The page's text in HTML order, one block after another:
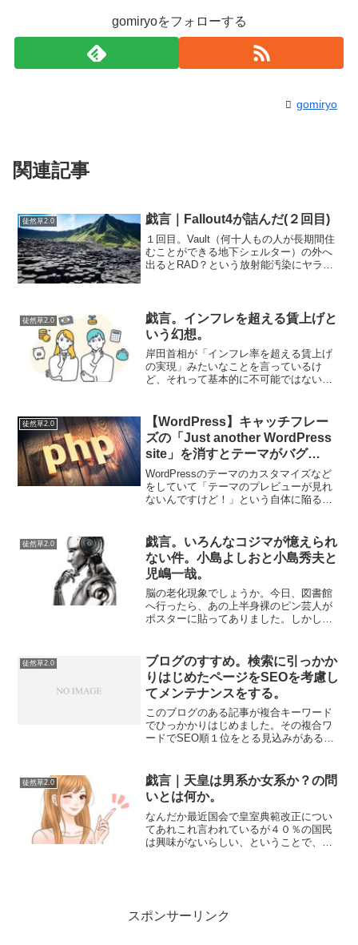
gomiryoをフォローする
gomiryo
関連記事
徒然草2.0 戯言｜Fallout4が詰んだ(２回目)
１回目。Vault（何十人もの人が長期間住
むことができる地下シェルター）の外へ
出るとRAD？という放射能汚染にヤラれ
もりで最...
徒然草2.0
戯言。インフレを超える賃上げと
いう幻想。
岸田首相が「インフレ率を超える賃上げ
の実現」みたいなことを言っているけ
ど、それって基本的に不可能ではないで
うこともあるけど、給料の増加とは生産
費用の上昇に過ぎないわけで...
徒然草2.0
【WordPress】キャッチフレー
ズの「Just another WordPress
site」を消すとテーマがバグ
る！？
WordPressのテーマのカスタマイズなど
をしていて「テーマのプレビューが見れ
ないんですけど！」という自体に陥るこ
なHTMLタグがない！」ということが根本
的な原因です...
徒然草2.0
戯言。いろんなコジマが憶えられ
ない件。小島よしおと小島秀夫と
児嶋一哉。
脳の老化現象でしょうか。今日、図書館
へ行ったら、あの上半身裸のピン芸人が
ポスターに貼ってありました。しかし、
かった気がする。小島秀夫…はメタルギ
アを作ったゲームクリエイ...
徒然草2.0
ブログのすすめ。検索に引っかか
りはじめたページをSEOを考慮し
てメンテナンスをする。
このブログのある記事が複合キーワード
でひっかかりはじめました。その複合ワ
ードでSEO順１位をとる見込みがあるっ
こでそのキーワードを使っちゃうとこち
らの記事に引っかかるよ...
徒然草2.0
戯言｜天皇は男系か女系か？の問
いとは何か。
なんだか最近国会で皇室典範改正につい
てあれこれ言われているが４０％の国民
は興味がないらしい、ということで、天
スポンサーリンク